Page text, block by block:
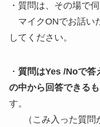
・質問は、その場で伺
マイクONでお話い
してください。
・ 質問はYes /Noで答
の中から回答できる
す。
（こみ入った質問